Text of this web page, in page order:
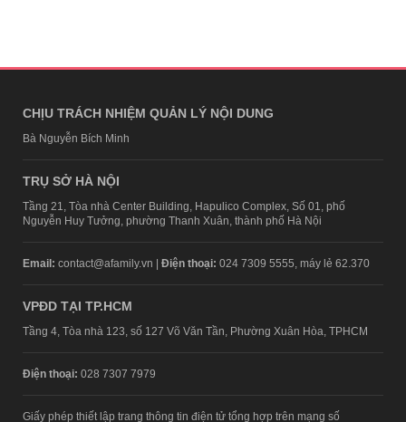
CHỊU TRÁCH NHIỆM QUẢN LÝ NỘI DUNG
Bà Nguyễn Bích Minh
TRỤ SỞ HÀ NỘI
Tầng 21, Tòa nhà Center Building, Hapulico Complex, Số 01, phố
Nguyễn Huy Tưởng, phường Thanh Xuân, thành phố Hà Nội
Email: contact@afamily.vn | Điện thoại: 024 7309 5555, máy lẻ 62.370
VPĐD TẠI TP.HCM
Tầng 4, Tòa nhà 123, số 127 Võ Văn Tần, Phường Xuân Hòa, TPHCM
Điện thoại: 028 7307 7979
Giấy phép thiết lập trang thông tin điện tử tổng hợp trên mạng số